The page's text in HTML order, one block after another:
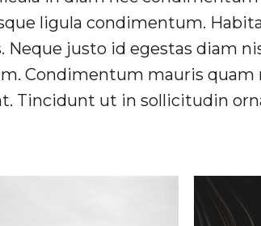
ligula condimentum.
justo id egestas diam
Condimentum mauris quam
Tincidunt ut in sollicitudin